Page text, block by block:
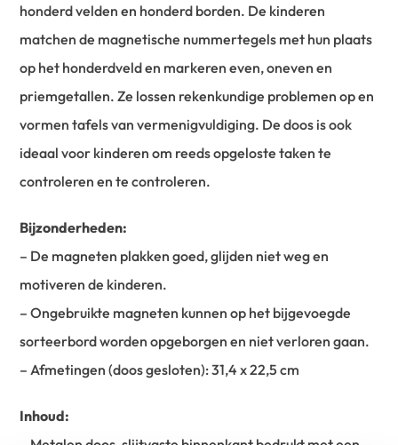
honderd velden en honderd borden. De kinderen
matchen de magnetische nummertegels met hun plaats
op het honderdveld en markeren even, oneven en
priemgetallen. Ze lossen rekenkundige problemen op en
vormen tafels van vermenigvuldiging. De doos is ook
ideaal voor kinderen om reeds opgeloste taken te
controleren en te controleren.
Bijzonderheden:
– De magneten plakken goed, glijden niet weg en
motiveren de kinderen.
– Ongebruikte magneten kunnen op het bijgevoegde
sorteerbord worden opgeborgen en niet verloren gaan.
– Afmetingen (doos gesloten): 31,4 x 22,5 cm
Inhoud: